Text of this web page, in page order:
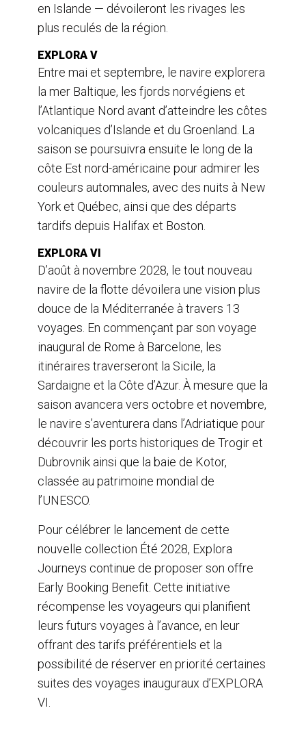
en Islande — dévoileront les rivages les
plus reculés de la région.
EXPLORA V
Entre mai et septembre, le navire explorera
la mer Baltique, les fjords norvégiens et
l’Atlantique Nord avant d’atteindre les côtes
volcaniques d’Islande et du Groenland. La
saison se poursuivra ensuite le long de la
côte Est nord-américaine pour admirer les
couleurs automnales, avec des nuits à New
York et Québec, ainsi que des départs
tardifs depuis Halifax et Boston.
EXPLORA VI
D’août à novembre 2028, le tout nouveau
navire de la flotte dévoilera une vision plus
douce de la Méditerranée à travers 13
voyages. En commençant par son voyage
inaugural de Rome à Barcelone, les
itinéraires traverseront la Sicile, la
Sardaigne et la Côte d’Azur. À mesure que la
saison avancera vers octobre et novembre,
le navire s’aventurera dans l’Adriatique pour
découvrir les ports historiques de Trogir et
Dubrovnik ainsi que la baie de Kotor,
classée au patrimoine mondial de
l’UNESCO.
Pour célébrer le lancement de cette
nouvelle collection Été 2028, Explora
Journeys continue de proposer son offre
Early Booking Benefit. Cette initiative
récompense les voyageurs qui planifient
leurs futurs voyages à l’avance, en leur
offrant des tarifs préférentiels et la
possibilité de réserver en priorité certaines
suites des voyages inauguraux d’EXPLORA
VI.